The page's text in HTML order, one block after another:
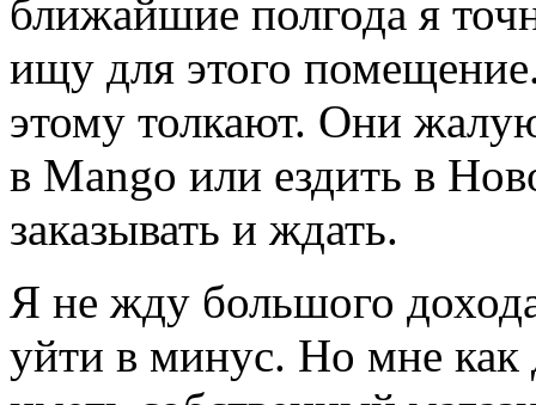
ближайшие полгода я
ищу для этого
этому толкают. Они
в Mango или ездить в
заказывать и ждать.
Я не жду большого
уйти в минус. Но мне как